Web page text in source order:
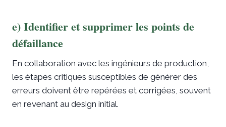
e) Identifier et supprimer les points de
défaillance
En collaboration avec les ingénieurs de production,
les étapes critiques susceptibles de générer des
erreurs doivent être repérées et corrigées, souvent
en revenant au design initial.